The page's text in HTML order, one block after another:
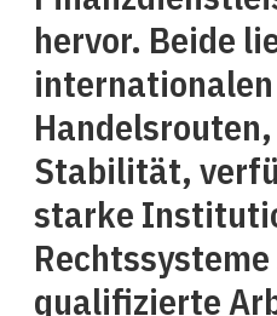
hervor. Beide
internationalen
Stabilität,
starke
qualifizierte